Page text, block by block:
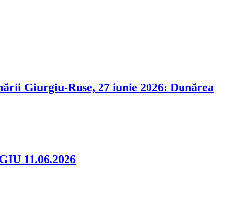
Giurgiu-Ruse, 27 iunie 2026: Dunărea
11.06.2026